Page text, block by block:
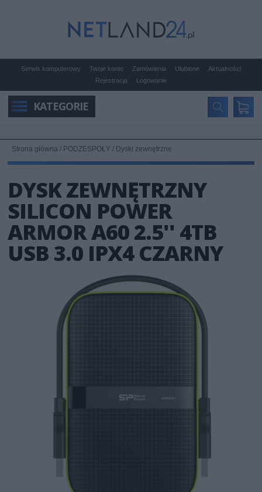
Serwis komputerowy Twoje konto Zamówienia Ulubione
Aktualności
Rejestracja
Logowanie
KATEGORIE
Strona główna / PODZESPOŁY / Dyski zewnętrzne
DYSK ZEWNĘTRZNY
SILICON POWER
ARMOR A60 2.5'' 4TB
USB 3.0 IPX4 CZARNY